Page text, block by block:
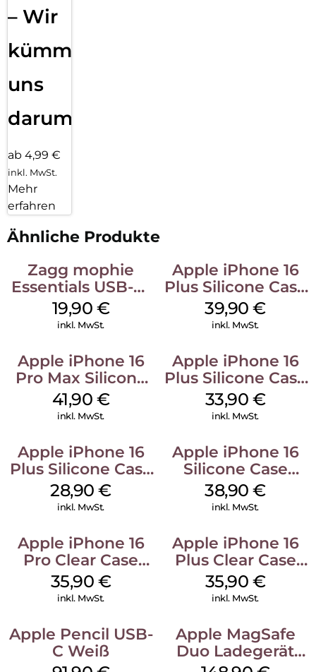
– Wir
kümmern
uns
darum!
ab 4,99 €
inkl. MwSt.
Mehr
erfahren
Ähnliche Produkte
Zagg mophie
Essentials USB-C-
20W Charger PD
Weiß
19,90 €
inkl. MwSt.
Apple iPhone 16
Plus Silicone Case
MagSafe Plum
39,90€
inkl. MwSt.
Apple iPhone 16
Pro Max Silicone
Case MagSafe
Ultramarine
41,90 €
inkl. MwSt.
Apple iPhone 16
Plus Silicone Case
MagSafe Lake
Green
33,90 €
inkl. MwSt.
Apple iPhone 16
Plus Silicone Case
MagSafe Black
28,90€
inkl. MwSt.
Apple iPhone 16
Silicone Case
MagSafe
Ultramarine
38,90€
inkl. MwSt.
Apple iPhone 16
Pro Clear Case
MagSafe
Transparent
35,90 €
inkl. MwSt.
Apple iPhone 16
Plus Clear Case
MagSafe
Transparent
35,90 €
inkl. MwSt.
Apple Pencil USB-
C Weiß
Apple MagSafe
Duo Ladegerät
Weiß